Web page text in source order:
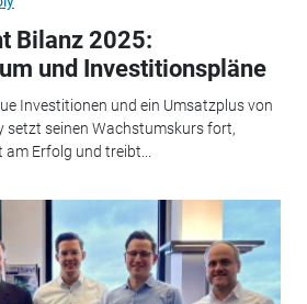
Bilanz 2025:
und Investitionspläne
Investitionen und ein Umsatzplus von
setzt seinen Wachstumskurs fort,
am Erfolg und treibt...